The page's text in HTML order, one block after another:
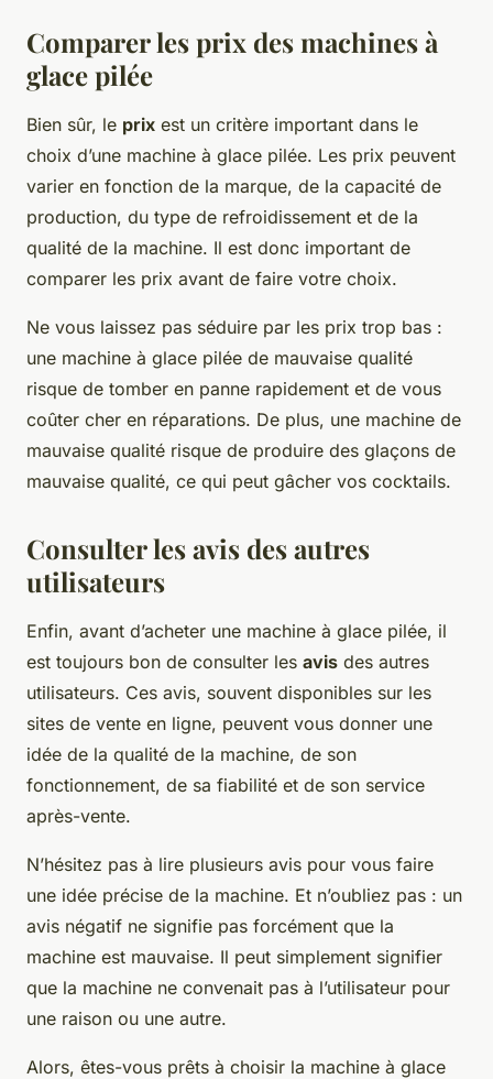
Comparer les prix des machines à
glace pilée
Bien sûr, le prix est un critère important dans le
choix d’une machine à glace pilée. Les prix peuvent
varier en fonction de la marque, de la capacité de
production, du type de refroidissement et de la
qualité de la machine. Il est donc important de
comparer les prix avant de faire votre choix.
Ne vous laissez pas séduire par les prix trop bas :
une machine à glace pilée de mauvaise qualité
risque de tomber en panne rapidement et de vous
coûter cher en réparations. De plus, une machine de
mauvaise qualité risque de produire des glaçons de
mauvaise qualité, ce qui peut gâcher vos cocktails.
Consulter les avis des autres
utilisateurs
Enfin, avant d’acheter une machine à glace pilée, il
est toujours bon de consulter les avis des autres
utilisateurs. Ces avis, souvent disponibles sur les
sites de vente en ligne, peuvent vous donner une
idée de la qualité de la machine, de son
fonctionnement, de sa fiabilité et de son service
après-vente.
N’hésitez pas à lire plusieurs avis pour vous faire
une idée précise de la machine. Et n’oubliez pas : un
avis négatif ne signifie pas forcément que la
machine est mauvaise. Il peut simplement signifier
que la machine ne convenait pas à l’utilisateur pour
une raison ou une autre.
Alors, êtes-vous prêts à choisir la machine à glace